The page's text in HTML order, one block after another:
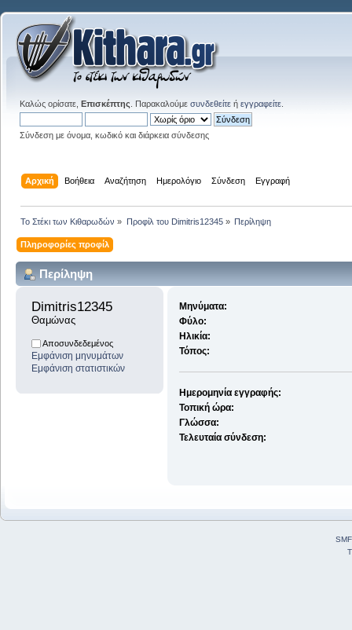
Καλώς ορίσατε, Επισκέπτης . Παρακαλούμε συνδεθείτε ή εγγραφείτε
Σύνδεση με όνομα, κωδικό και διάρκεια σύνδεσης
Αρχική Βοήθεια Αναζήτηση Ημερολόγιο Σύνδεση Εγγραφή
Το Στέκι των Κιθαρωδών » Προφίλ του Dimitris12345» Περίληψη
Πληροφορίες προφίλ
Περίληψη
Dimitris12345
Θαμώνας
Αποσυνδεδεμένος
Εμφάνιση μηνυμάτων
Εμφάνιση στατιστικών
Μηνύματα:
Φύλο:
Ηλικία:
Τόπος:
Ημερομηνία εγγραφής:
Τοπική ώρα:
Γλώσσα:
Τελευταία σύνδεση: